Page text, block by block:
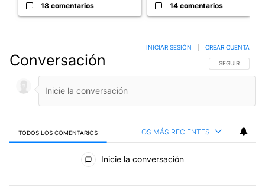
18 comentarios 14 comentarios
Conversación SIGA ESTA
SEGUIR
INICIAR SESIÓN CREAR CUENTA
TODOS LOS COMENTARIOS LOS MÁS RECIENTES
Todos los comentarios
Inicie la conversación